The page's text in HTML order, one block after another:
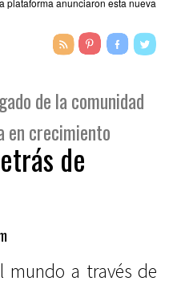
de la comunidad
en crecimiento
de
mundo a través de